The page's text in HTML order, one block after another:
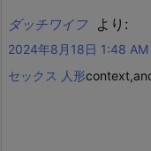
ダッチワイフ より:
2024年8月18日 1:48 AM
セックス 人形